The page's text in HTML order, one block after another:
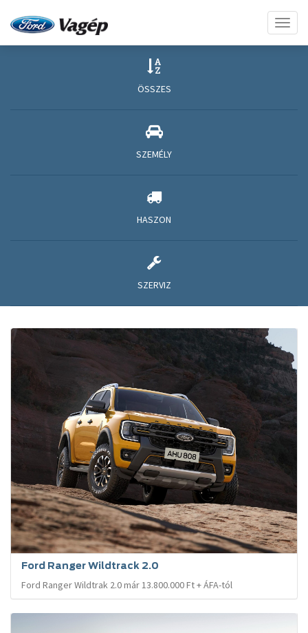
ÖSSZES
SZEMÉLY
HASZON
SZERVIZ
Ford Ranger Wildtrack 2.0
Ford Ranger Wildtrak 2.0 már 13.800.000 Ft + ÁFA-tól